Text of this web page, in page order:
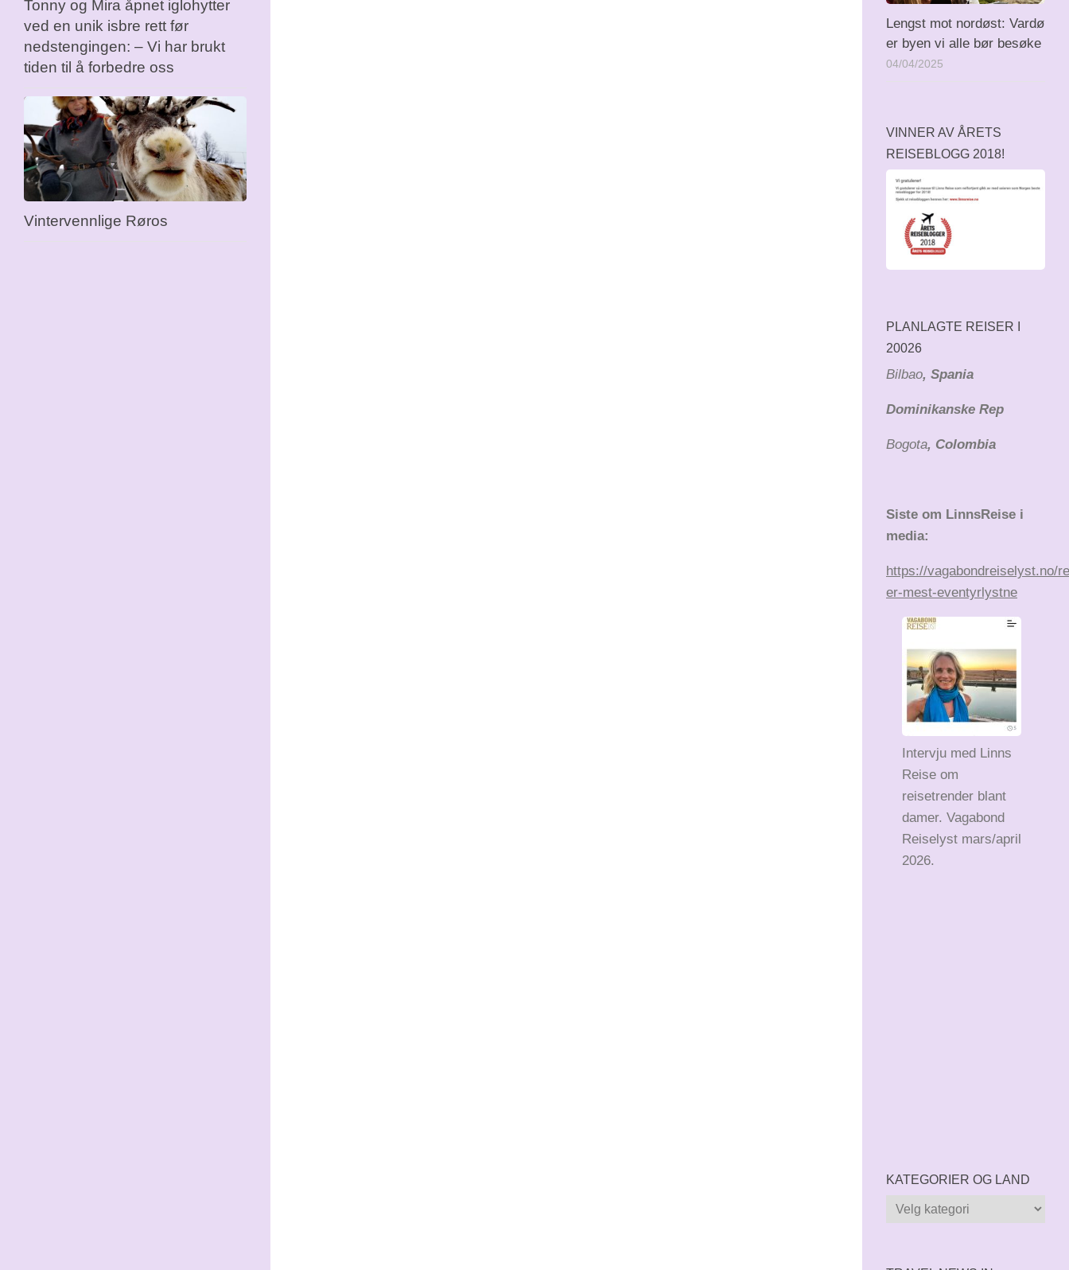
Tonny og Mira åpnet iglohytter
ved en unik isbre rett før
nedstengingen: – Vi har brukt
tiden til å forbedre oss
Vintervennlige Røros
Lengst mot nordøst: Vardø
er byen vi alle bør besøke
04/04/2025
VINNER AV ÅRETS
REISEBLOGG 2018!
PLANLAGTE REISER I
20026
Bilbao, Spania
Dominikanske Rep
Bogota, Colombia
Siste om LinnsReise i
media:
https://vagabondreiselyst.no/
er-mest-eventyrlystne
Intervju med Linns
Reise om
reisetrender blant
damer. Vagabond
Reiselyst mars/april
2026.
KATEGORIER OG LAND
Kategorier